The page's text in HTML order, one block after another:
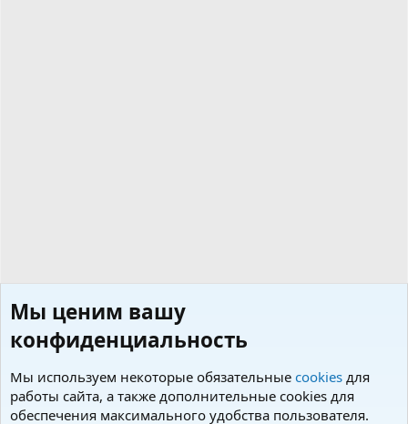
Мы ценим вашу
конфиденциальность
Мы используем некоторые обязательные cookies для
работы сайта, а также дополнительные cookies для
обеспечения максимального удобства пользователя.